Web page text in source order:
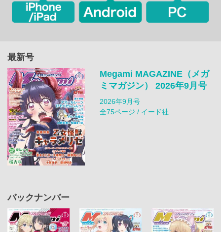
最新号
Megami MAGAZINE（メガ
ミマガジン） 2026年9月号
2026年9月号
全75ページ / イード社
バックナンバー